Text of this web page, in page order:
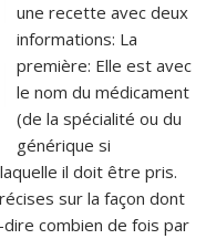
une recette avec deux
informations: La
première: Elle est avec
le nom du médicament
(de la spécialité ou du
générique si
il doit être pris.
sur la façon dont
combien de fois par